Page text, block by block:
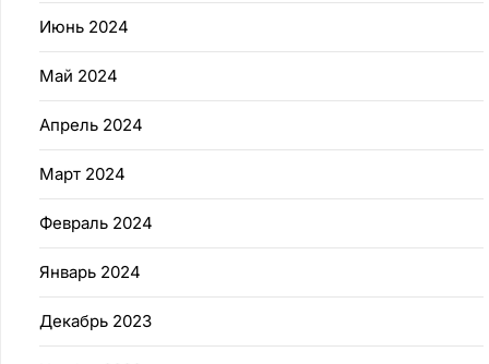
Июнь 2024
Май 2024
Апрель 2024
Март 2024
Февраль 2024
Январь 2024
Декабрь 2023